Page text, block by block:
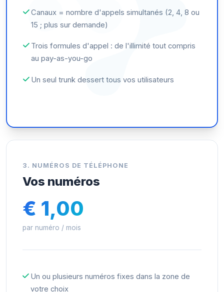
Canaux = nombre d'appels simultanés (2, 4, 8 ou
15 ; plus sur demande)
Trois formules d'appel : de l'illimité tout compris
au pay-as-you-go
Un seul trunk dessert tous vos utilisateurs
3. NUMÉROS DE TÉLÉPHONE
Vos numéros
€ 1,00
par numéro / mois
Un ou plusieurs numéros fixes dans la zone de
votre choix